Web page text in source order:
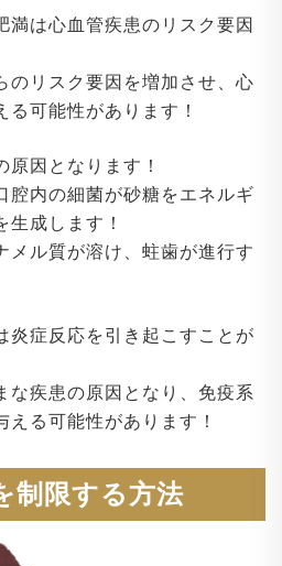
満は心血管疾患のリスク要因
のリスク要因を増加させ、心
可能性があります！
原因となります！
腔内の細菌が砂糖をエネルギ
生成します！
メル質が溶け、蛀歯が進行す
炎症反応を引き起こすことが
な疾患の原因となり、免疫系
る可能性があります！
制限する方法